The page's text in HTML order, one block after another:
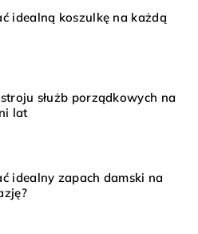
idealną koszulkę na każdą
służb porządkowych na
lat
idealny zapach damski na